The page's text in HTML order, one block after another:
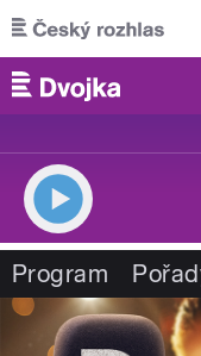
Přejít k hlavnímu
Program